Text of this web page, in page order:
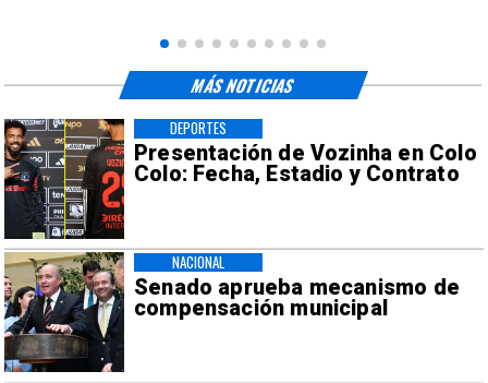
Presentación de Vozinha en Colo
Colo: Fecha, Estadio y Contrato
DEPORTES
Senado aprueba mecanismo de
compensación municipal
NACIONAL
MÁS NOTICIAS